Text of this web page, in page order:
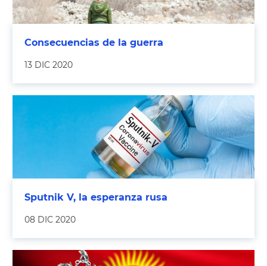
Consecuencias de la guerra
13 DIC 2020
Sputnik V, la esperanza rusa
08 DIC 2020